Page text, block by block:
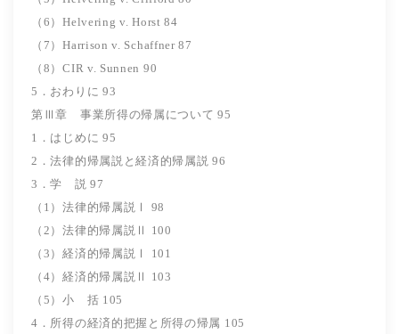
（6）Helvering v. Horst 84
（7）Harrison v. Schaffner 87
（8）CIR v. Sunnen 90
5．おわりに 93
第Ⅲ章 事業所得の帰属について 95
1．はじめに 95
2．法律的帰属説と経済的帰属説 96
3．学 説 97
（1）法律的帰属説Ⅰ 98
（2）法律的帰属説Ⅱ 100
（3）経済的帰属説Ⅰ 101
（4）経済的帰属説Ⅱ 103
（5）小 括 105
4．所得の経済的把握と所得の帰属 105